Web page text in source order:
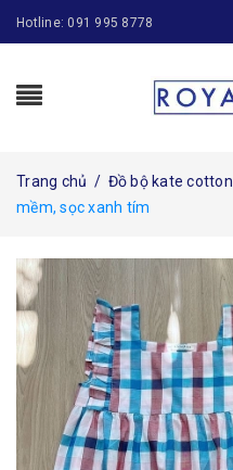
Hotline: 091 995 8778
Trang chủ / Đồ bộ kate cotton
mềm, sọc xanh tím